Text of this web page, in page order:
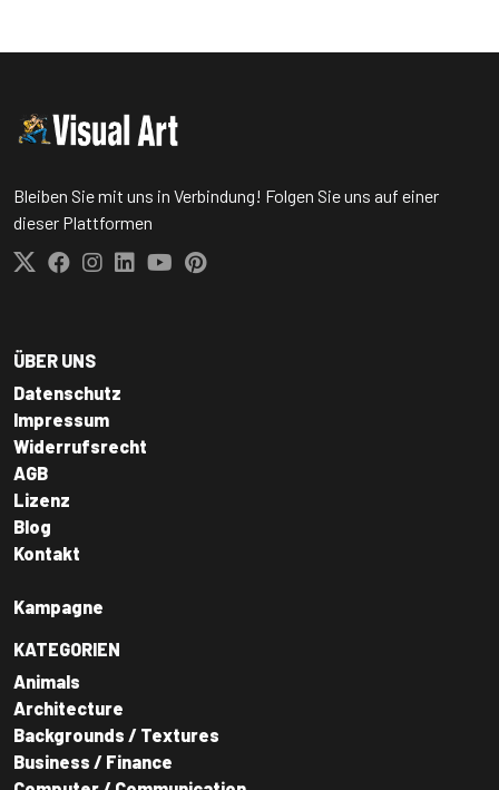
Bleiben Sie mit uns in Verbindung! Folgen Sie uns auf einer
dieser Plattformen
ÜBER UNS
Datenschutz
Impressum
Widerrufsrecht
AGB
Lizenz
Blog
Kontakt
Kampagne
KATEGORIEN
Animals
Architecture
Backgrounds / Textures
Business / Finance